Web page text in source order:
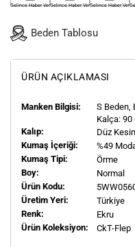
Gelince Haber VerGelince Haber VerGelince Haber Ver
Beden Tablosu
ÜRÜN AÇIKLAMASI
Manken Bilgisi: S Beden,
Kalça: 90
Kalıp:
Düz
Kumaş İçeriği:
%49
Kumaş Tipi:
Örme
Boy:
Normal
Ürün Kodu:
Üretim Yeri:
Türkiye
Renk:
Ekru
Ürün Koleksiyon:
CkT-Flep